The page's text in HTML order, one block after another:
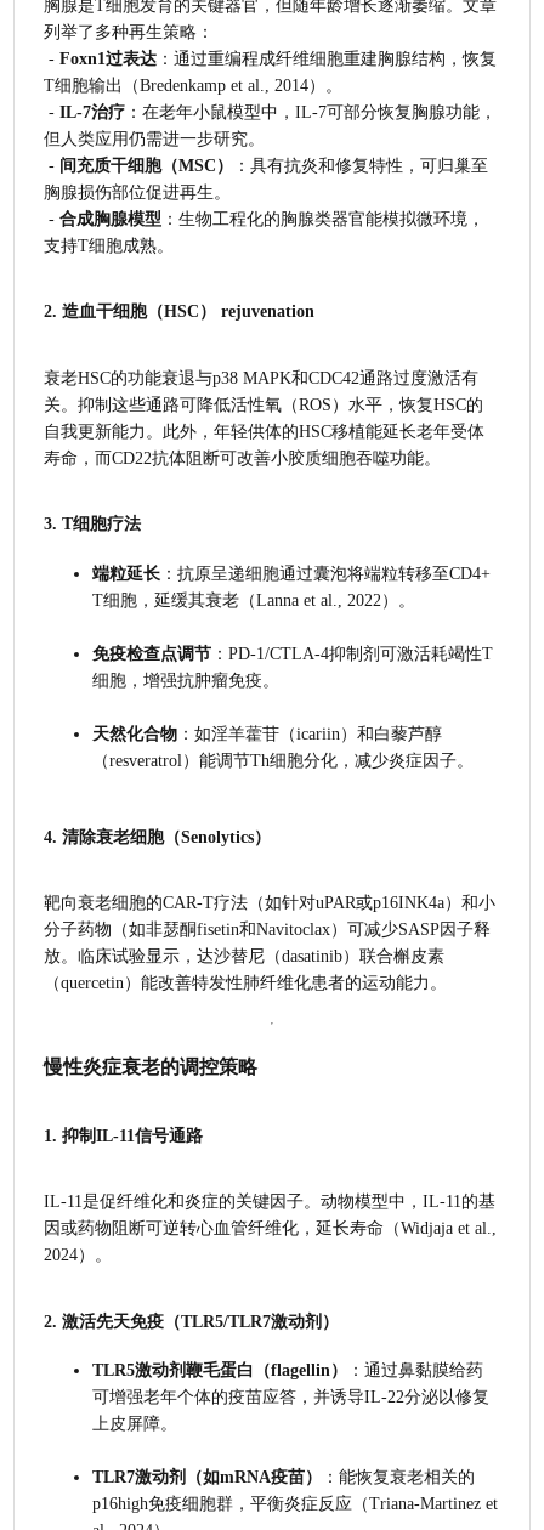
胸腺是T细胞发育的关键器官，但随年龄增长逐渐萎缩。文章
列举了多种再生策略：
- Foxn1过表达 ：通过重编程成纤维细胞重建胸腺结构，恢复
T细胞输出（Bredenkamp et al., 2014）。
- IL-7治疗 ：在老年小鼠模型中，IL-7可部分恢复胸腺功能，
但人类应用仍需进一步研究。
- 间充质干细胞（MSC）
：具有抗炎和修复特性，可归巢至
胸腺损伤部位促进再生。
- 合成胸腺模型 ：生物工程化的胸腺类器官能模拟微环境，
支持T细胞成熟。
2. 造血干细胞（HSC） rejuvenation
衰老HSC的功能衰退与p38 MAPK和CDC42通路过度激活有
关。抑制这些通路可降低活性氧（ROS）水平，恢复HSC的
自我更新能力。此外，年轻供体的HSC移植能延长老年受体
寿命，而CD22抗体阻断可改善小胶质细胞吞噬功能。
3. T细胞疗法
端粒延长 ：抗原呈递细胞通过囊泡将端粒转移至CD4+
T细胞，延缓其衰老（Lanna et al., 2022）。
免疫检查点调节 ：PD-1/CTLA-4抑制剂可激活耗竭性T
细胞，增强抗肿瘤免疫。
天然化合物 ：如淫羊藿苷（icariin）和白藜芦醇
（resveratrol）能调节Th细胞分化，减少炎症因子。
4. 清除衰老细胞（Senolytics）
靶向衰老细胞的CAR-T疗法（如针对uPAR或p16INK4a）和小
分子药物（如非瑟酮fisetin和Navitoclax）可减少SASP因子释
放。临床试验显示，达沙替尼（dasatinib）联合槲皮素
（quercetin）能改善特发性肺纤维化患者的运动能力。
慢性炎症衰老的调控策略
1. 抑制IL-11信号通路
IL-11是促纤维化和炎症的关键因子。动物模型中，IL-11的基
因或药物阻断可逆转心血管纤维化，延长寿命（Widjaja et al.,
2024）。
2. 激活先天免疫（TLR5/TLR7激动剂）
TLR5激动剂鞭毛蛋白（flagellin）
：通过鼻黏膜给药
可增强老年个体的疫苗应答，并诱导IL-22分泌以修复
上皮屏障。
TLR7激动剂（如mRNA疫苗）
：能恢复衰老相关的
p16high免疫细胞群，平衡炎症反应（Triana-Martinez et